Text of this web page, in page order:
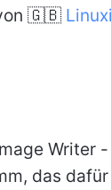
🇬🇧
Writer
das